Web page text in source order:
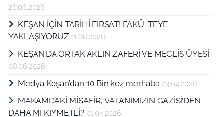
26.06.2026
KEŞAN İÇİN TARİHİ FIRSAT! FAKÜLTEYE
YAKLAŞIYORUZ 11.06.2026
KEŞAN’DA ORTAK AKLIN ZAFERİ VE MECLİS ÜYESİ
08.06.2026
Medya Keşan’dan 10 Bin kez merhaba 23.04.2026
MAKAMDAKİ MİSAFİR, VATANIMIZIN GAZİSİ’DEN
DAHA MI KIYMETLİ? 01.04.2026